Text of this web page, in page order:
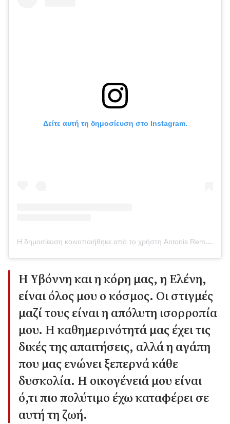
Δείτε αυτή τη δημοσίευση στο Instagram.
Η δημοσίευση κοινοποιήθηκε από το χρήστη Antonis Remos (@aremovic)
Η Υβόννη και η κόρη μας, η Ελένη,
είναι όλος μου ο κόσμος. Οι στιγμές
μαζί τους είναι η απόλυτη ισορροπία
μου. Η καθημερινότητά μας έχει τις
δικές της απαιτήσεις, αλλά η αγάπη
που μας ενώνει ξεπερνά κάθε
δυσκολία. Η οικογένειά μου είναι
ό,τι πιο πολύτιμο έχω καταφέρει σε
αυτή τη ζωή.